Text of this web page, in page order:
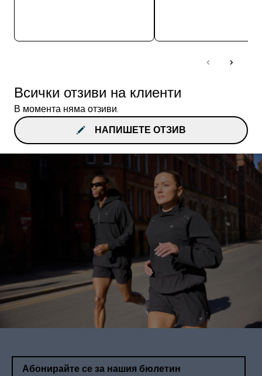
Всички отзиви на клиенти
В момента няма отзиви.
НАПИШЕТЕ ОТЗИВ
Абонирайте се за нашия бюлетин